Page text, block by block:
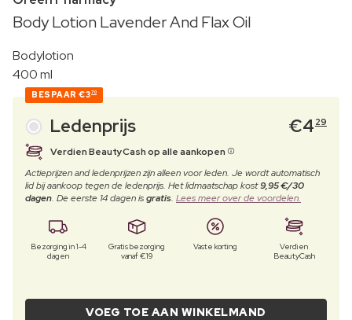
Body Lotion Lavender And Flax Oil
Bodylotion
400 ml
BESPAAR €370
Ledenprijs €4 29
Verdien BeautyCash op alle aankopen
Actieprijzen and ledenprijzen zijn alleen voor leden. Je wordt automatisch
lid bij aankoop tegen de ledenprijs. Het lidmaatschap kost9,95 €/30
dagen. De eerste 14 dagen isgratis. Lees meer over de voordelen.
Bezorging in 1-4
dagen
Gratis bezorging
vanaf €19
Vaste korting
Verdien
BeautyCash
VOEG TOE AAN WINKELMAND